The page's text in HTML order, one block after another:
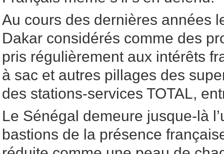
Au cours des dernières années
Dakar considérés comme des
pris régulièrement aux intérêts
à sac et autres pillages des
des stations-services TOTAL,
Le Sénégal demeure jusque-là
bastions de la présence